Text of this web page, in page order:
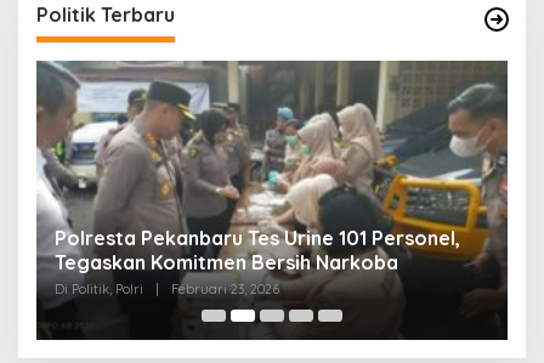
Politik Terbaru
Polresta Pekanbaru Tes Urine 101 Personel,
Tegaskan Komitmen Bersih Narkoba
Di Politik, Polri | Februari 23, 2026